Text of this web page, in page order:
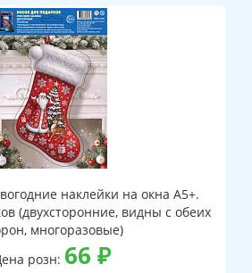
наклейки на окна А5+.
(двухсторонние, видны с обеих
многоразовые)
розн: 66 ₽